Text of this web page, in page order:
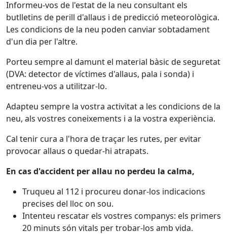
Informeu-vos de l'estat de la neu consultant els
butlletins de perill d'allaus i de predicció meteorològica.
Les condicions de la neu poden canviar sobtadament
d'un dia per l'altre.
Porteu sempre al damunt el material bàsic de seguretat
(DVA: detector de víctimes d'allaus, pala i sonda) i
entreneu-vos a utilitzar-lo.
Adapteu sempre la vostra activitat a les condicions de la
neu, als vostres coneixements i a la vostra experiència.
Cal tenir cura a l'hora de traçar les rutes, per evitar
provocar allaus o quedar-hi atrapats.
En cas d'accident per allau no perdeu la calma,
Truqueu al 112 i procureu donar-los indicacions
precises del lloc on sou.
Intenteu rescatar els vostres companys: els primers
20 minuts són vitals per trobar-los amb vida.